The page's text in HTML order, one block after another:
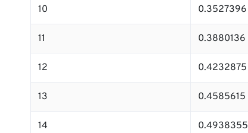
10 0.3527396
11 0.3880136
12 0.4232875
13 0.4585615
14 0.4938355